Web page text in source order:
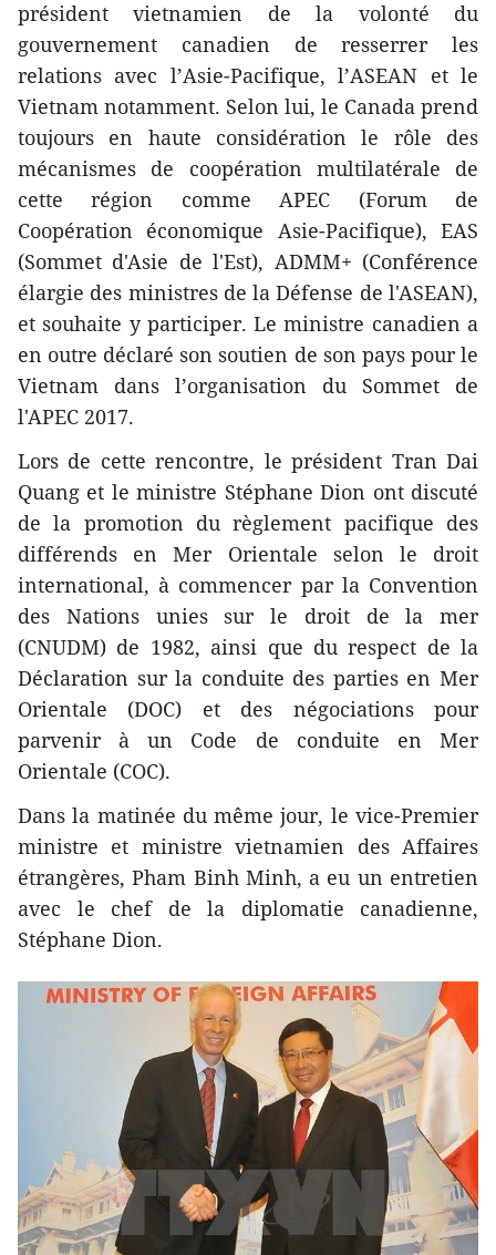
président vietnamien de la volonté du
gouvernement canadien de resserrer les
relations avec l’Asie-Pacifique, l’ASEAN et le
Vietnam notamment. Selon lui, le Canada prend
toujours en haute considération le rôle des
mécanismes de coopération multilatérale de
cette région comme APEC (Forum de
Coopération économique Asie-Pacifique), EAS
(Sommet d'Asie de l'Est), ADMM+ (Conférence
élargie des ministres de la Défense de l'ASEAN),
et souhaite y participer. Le ministre canadien a
en outre déclaré son soutien de son pays pour le
Vietnam dans l’organisation du Sommet de
l'APEC 2017.
Lors de cette rencontre, le président Tran Dai
Quang et le ministre Stéphane Dion ont discuté
de la promotion du règlement pacifique des
différends en Mer Orientale selon le droit
international, à commencer par la Convention
des Nations unies sur le droit de la mer
(CNUDM) de 1982, ainsi que du respect de la
Déclaration sur la conduite des parties en Mer
Orientale (DOC) et des négociations pour
parvenir à un Code de conduite en Mer
Orientale (COC).
Dans la matinée du même jour, le vice-Premier
ministre et ministre vietnamien des Affaires
étrangères, Pham Binh Minh, a eu un entretien
avec le chef de la diplomatie canadienne,
Stéphane Dion.